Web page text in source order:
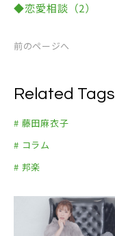
◆恋愛相談（2）
前のページへ
Related Tags
# 藤田麻衣子
# コラム
# 邦楽